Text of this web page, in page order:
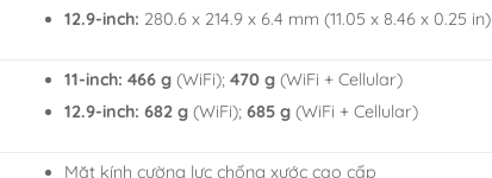
12.9-inch: 280.6 x 214.9 x 6.4 mm (11.05 x 8.46 x 0.25 in)
11-inch: 466 g (WiFi); 470 g(WiFi + Cellular)
12.9-inch: 682 g(WiFi); 685 g(WiFi + Cellular)
Mặt kính cường lực chống xước cao cấp